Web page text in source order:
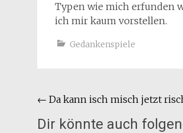
Typen wie mich erfunden
ich mir kaum vorstellen.
Gedankenspiele
Beitragsnavigation
← Da kann isch misch jetzt
Dir könnte auch